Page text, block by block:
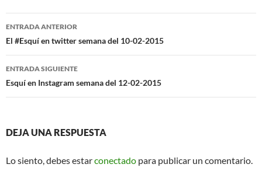
Navegación
de
entradas
ENTRADA ANTERIOR
El #Esquí en twitter semana del 10-02-2015
ENTRADA SIGUIENTE
Esquí en Instagram semana del 12-02-2015
DEJA UNA RESPUESTA
Lo siento, debes estarconectado para publicar un comentario.